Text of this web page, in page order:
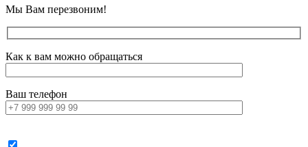
Мы Вам перезвоним!
Как к вам можно обращаться
Ваш телефон